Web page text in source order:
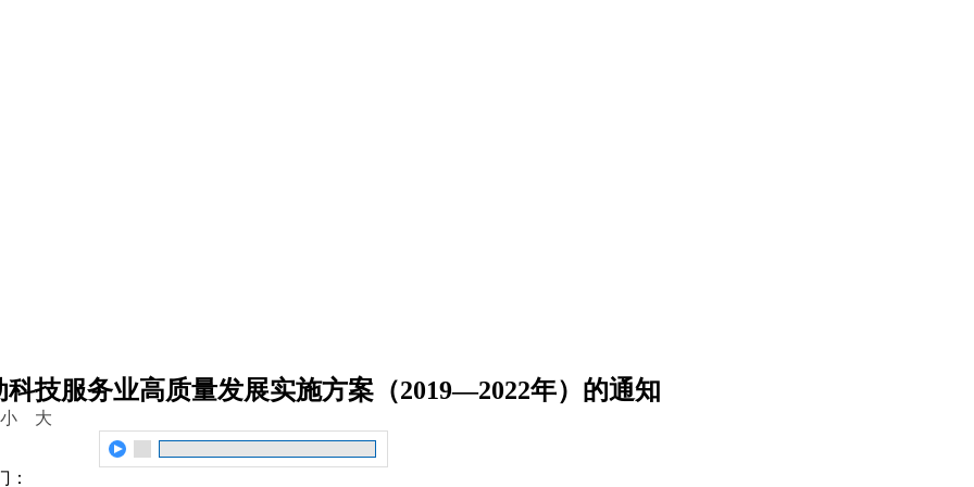
技服务业高质量发展实施方案（2019—2022年）的通知
小 大
：